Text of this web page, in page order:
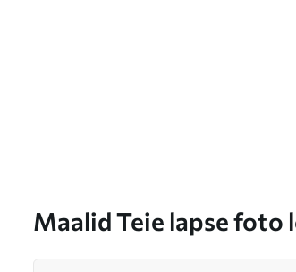
Maalid Teie lapse foto